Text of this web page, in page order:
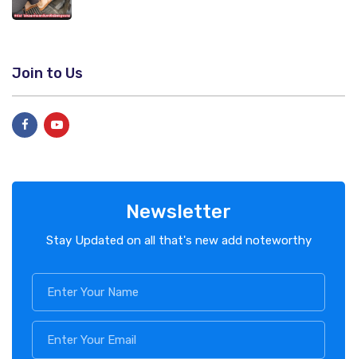
Join to Us
Newsletter
Stay Updated on all that's new add noteworthy